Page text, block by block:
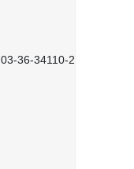
03-36-34110-2601